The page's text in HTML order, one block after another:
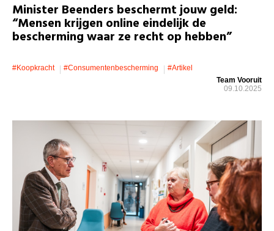
Minister Beenders beschermt jouw geld:
“Mensen krijgen online eindelijk de
bescherming waar ze recht op hebben”
#koopkracht #consumentenbescherming
#artikel
Team Vooruit
09.10.2025